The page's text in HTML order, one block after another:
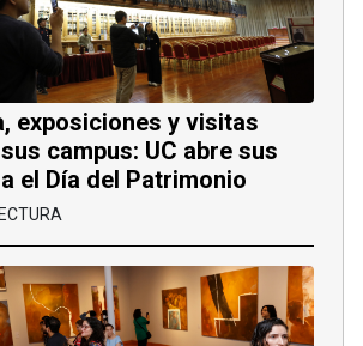
exposiciones y visitas
campus: UC abre sus
el Día del Patrimonio